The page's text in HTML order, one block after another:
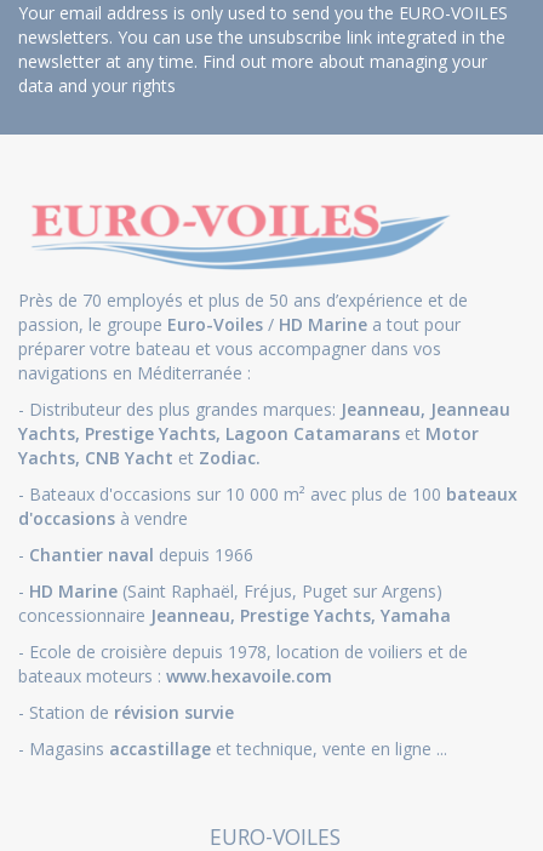
Your email address is only used to send you the EURO-VOILES
newsletters. You can use the unsubscribe link integrated in the
newsletter at any time. Find out more about managing your
data and your rights
Près de 70 employés et plus de 50 ans d’expérience et de
passion, le groupe Euro-Voiles / HD Marine a tout pour
préparer votre bateau et vous accompagner dans vos
navigations en Méditerranée :
- Distributeur des plus grandes marques: Jeanneau, Jeanneau
Yachts, Prestige Yachts, Lagoon Catamarans et Motor
Yachts, CNB Yacht et Zodiac.
- Bateaux d'occasions sur 10 000 m² avec plus de 100 bateaux
d'occasions à vendre
- Chantier naval depuis 1966
- HD Marine (Saint Raphaël, Fréjus, Puget sur Argens)
concessionnaire Jeanneau, Prestige Yachts, Yamaha
- Ecole de croisière depuis 1978, location de voiliers et de
bateaux moteurs : www.hexavoile.com
- Station de révision survie
- Magasins accastillage et technique, vente en ligne ...
EURO-VOILES